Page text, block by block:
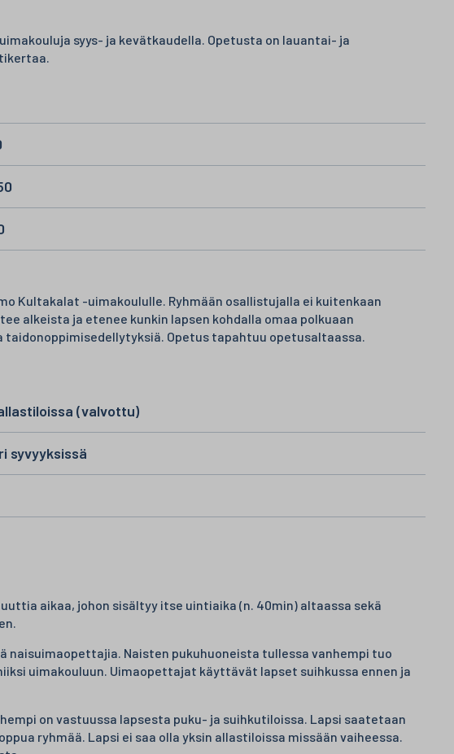
syys- ja kevätkaudella. Opetusta on lauantai- ja
Kultakalat -uimakoululle. Ryhmään osallistujalla ei kuitenkaan
alkeista ja etenee kunkin lapsen kohdalla omaa polkuaan
Opetus tapahtuu opetusaltaassa.
(valvottu)
syvyyksissä
aikaa, johon sisältyy itse uintiaika (n. 40min) altaassa sekä
naisuimaopettajia. Naisten pukuhuoneista tullessa vanhempi tuo
uimakouluun. Uimaopettajat käyttävät lapset suihkussa ennen ja
on vastuussa lapsesta puku- ja suihkutiloissa. Lapsi saatetaan
ryhmää. Lapsi ei saa olla yksin allastiloissa missään vaiheessa.